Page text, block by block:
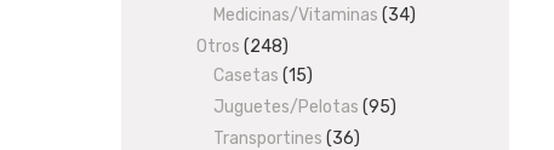
products
Medicinas/Vitaminas 3434
Otros 248248
products
Casetas 1515
products
Juguetes/Pelotas 9595
Transportines 3636